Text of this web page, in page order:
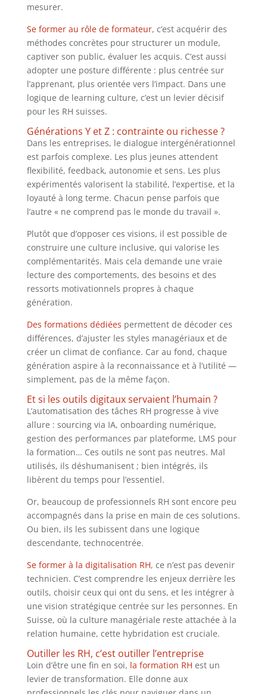
mesurer.
Se former au rôle de formateur, c’est acquérir des
méthodes concrètes pour structurer un module,
captiver son public, évaluer les acquis. C’est aussi
adopter une posture différente : plus centrée sur
l’apprenant, plus orientée vers l’impact. Dans une
logique de learning culture, c’est un levier décisif
pour les RH suisses.
Générations Y et Z : contrainte ou richesse ?
Dans les entreprises, le dialogue intergénérationnel
est parfois complexe. Les plus jeunes attendent
flexibilité, feedback, autonomie et sens. Les plus
expérimentés valorisent la stabilité, l’expertise, et la
loyauté à long terme. Chacun pense parfois que
l’autre « ne comprend pas le monde du travail ».
Plutôt que d’opposer ces visions, il est possible de
construire une culture inclusive, qui valorise les
complémentarités. Mais cela demande une vraie
lecture des comportements, des besoins et des
ressorts motivationnels propres à chaque
génération.
Des formations dédiées permettent de décoder ces
différences, d’ajuster les styles managériaux et de
créer un climat de confiance. Car au fond, chaque
génération aspire à la reconnaissance et à l’utilité —
simplement, pas de la même façon.
Et si les outils digitaux servaient l’humain ?
L’automatisation des tâches RH progresse à vive
allure : sourcing via IA, onboarding numérique,
gestion des performances par plateforme, LMS pour
la formation… Ces outils ne sont pas neutres. Mal
utilisés, ils déshumanisent ; bien intégrés, ils
libèrent du temps pour l’essentiel.
Or, beaucoup de professionnels RH sont encore peu
accompagnés dans la prise en main de ces solutions.
Ou bien, ils les subissent dans une logique
descendante, technocentrée.
Se former à la digitalisation RH, ce n’est pas devenir
technicien. C’est comprendre les enjeux derrière les
outils, choisir ceux qui ont du sens, et les intégrer à
une vision stratégique centrée sur les personnes. En
Suisse, où la culture managériale reste attachée à la
relation humaine, cette hybridation est cruciale.
Outiller les RH, c’est outiller l’entreprise
Loin d’être une fin en soi, la formation RH est un
levier de transformation. Elle donne aux